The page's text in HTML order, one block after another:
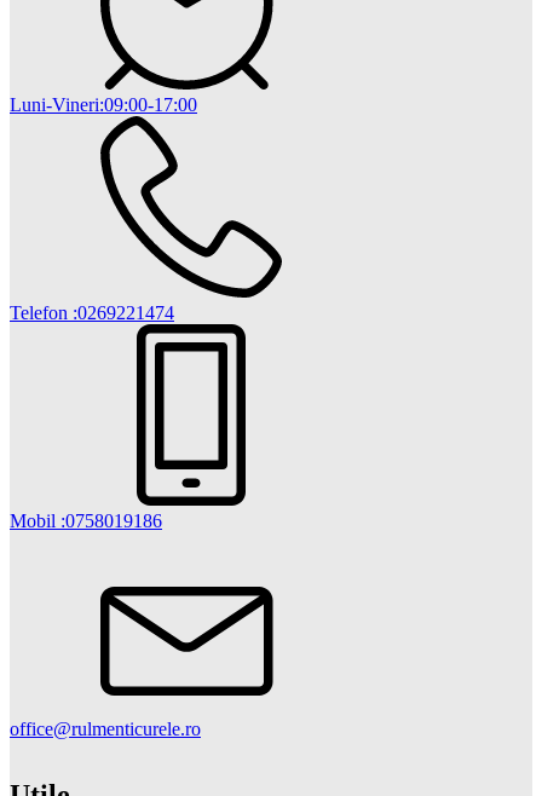
Luni-Vineri:09:00-17:00
Telefon :0269221474
Mobil :0758019186
office@rulmenticurele.ro